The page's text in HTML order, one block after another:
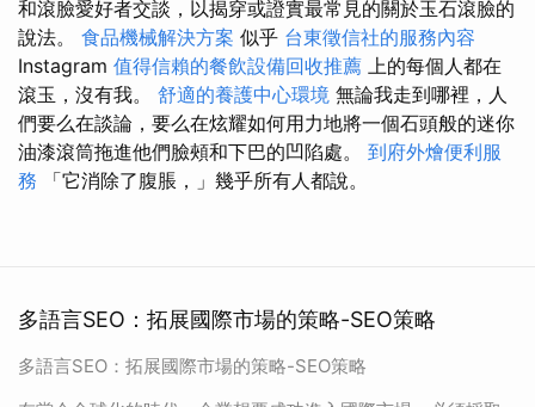
和滾臉愛好者交談，以揭穿或證實最常見的關於玉石滾臉的
說法。 食品機械解決方案 似乎 台東徵信社的服務內容
Instagram 值得信賴的餐飲設備回收推薦 上的每個人都在
滾玉，沒有我。 舒適的養護中心環境 無論我走到哪裡，人
們要么在談論，要么在炫耀如何用力地將一個石頭般的迷你
油漆滾筒拖進他們臉頰和下巴的凹陷處。 到府外燴便利服
務 「它消除了腹脹，」幾乎所有人都說。
多語言SEO：拓展國際市場的策略-SEO策略
多語言SEO：拓展國際市場的策略-SEO策略